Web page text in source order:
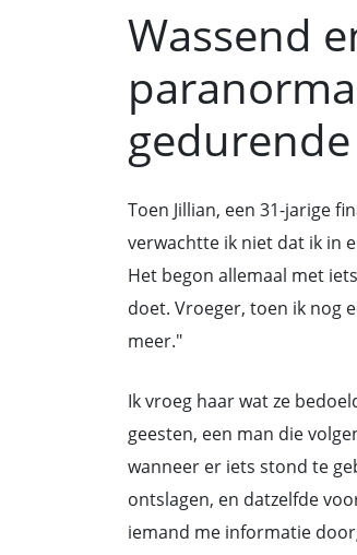
Wassend
Toen Jillian, een 31-jarige
verwachtte ik niet dat ik in
Het begon allemaal met
doet. Vroeger, toen ik nog
meer."
Ik vroeg haar wat ze
geesten, een man die
wanneer er iets stond te
ontslagen, en datzelfde
iemand me informatie